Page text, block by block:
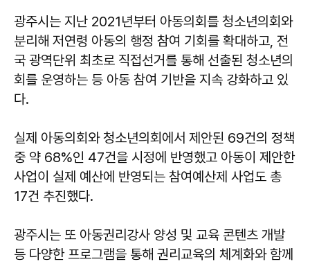
광주시는 지난 2021년부터 아동의회를 청소년의회와
분리해 저연령 아동의 행정 참여 기회를 확대하고, 전
국 광역단위 최초로 직접선거를 통해 선출된 청소년의
회를 운영하는 등 아동 참여 기반을 지속 강화하고 있
다.
실제 아동의회와 청소년의회에서 제안된 69건의 정책
중 약 68%인 47건을 시정에 반영했고 아동이 제안한
사업이 실제 예산에 반영되는 참여예산제 사업도 총
17건 추진했다.
광주시는 또 아동권리강사 양성 및 교육 콘텐츠 개발
등 다양한 프로그램을 통해 권리교육의 체계화와 함께